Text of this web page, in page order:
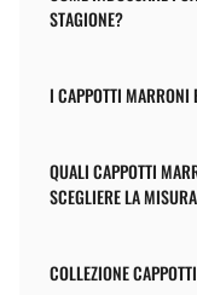
STAGIONE?
I CAPPOTTI MARRONI
QUALI CAPPOTTI
SCEGLIERE LA
COLLEZIONE